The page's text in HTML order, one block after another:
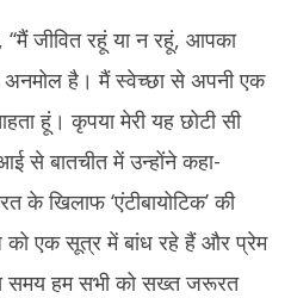
जीवित रहूं या न रहूं, आपका
अनमोल है। मैं स्वेच्छा से अपनी एक
हूं। कृपया मेरी यह छोटी सी
से बातचीत में उन्होंने कहा-
के खिलाफ ‘एंटीबायोटिक’ की
एक सूत्र में बांध रहे हैं और प्रेम
समय हम सभी को सख्त जरूरत